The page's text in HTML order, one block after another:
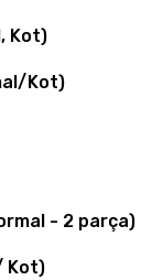
Kot)
Kot)
- 2 parça)
Kot)